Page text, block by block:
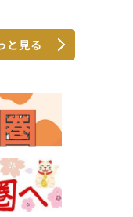
と見る